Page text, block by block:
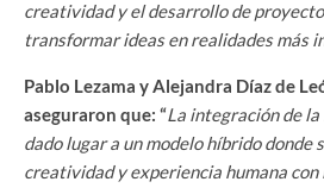
creatividad y el desarrollo de
transformar ideas en realidades más
Pablo Lezama y Alejandra Díaz de
aseguraron que: “La integración de
dado lugar a un modelo híbrido donde
creatividad y experiencia humana con